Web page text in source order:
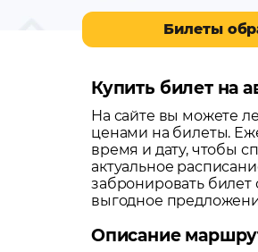
Билеты
Купить билет на
На сайте вы можете
ценами на билеты.
время и дату, чтобы
актуальное
забронировать
выгодное
Описание